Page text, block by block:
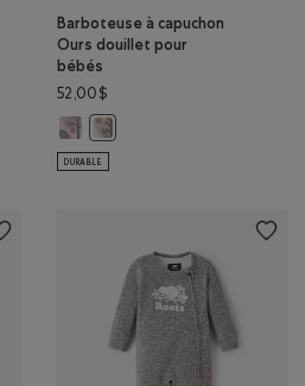
castor en coton bio pour bébés: VRAI
le castor en coton bio pour bébés:
Cooper le castor en coton bio pour
Barboteuse à capuchon
Ours douillet pour
bébés
52,00$
Barboteuse à capuchon Ours
Barboteuse à capuchon
DURABLE